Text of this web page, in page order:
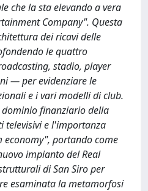
che la sta elevando a vera
Company". Questa
dei ricavi delle
le quattro
stadio, player
— per evidenziare le
e i vari modelli di club.
finanziario della
televisivi e l'importanza
portando come
impianto del Real
di San Siro per
esaminata la metamorfosi